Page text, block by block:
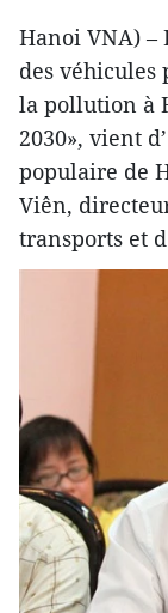
Hanoi VNA) –
des véhicules
la pollution à
2030», vient
populaire de
Viên,
transports et